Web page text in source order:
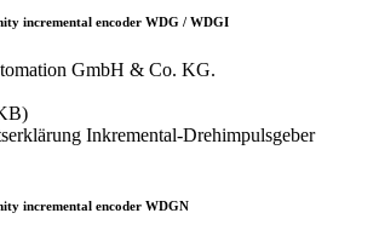
incremental encoder WDG / WDGI
GmbH & Co. KG.
incremental encoder WDGN